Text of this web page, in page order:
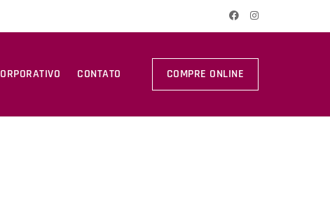
CONTATO COMPRE ONLINE